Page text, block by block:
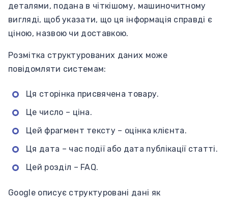
деталями, подана в чіткішому, машиночитному
вигляді, щоб указати, що ця інформація справді є
ціною, назвою чи доставкою.
Розмітка структурованих даних може
повідомляти системам:
Ця сторінка присвячена товару.
Це число – ціна.
Цей фрагмент тексту – оцінка клієнта.
Ця дата – час події або дата публікації статті.
Цей розділ – FAQ.
Google описує структуровані дані як